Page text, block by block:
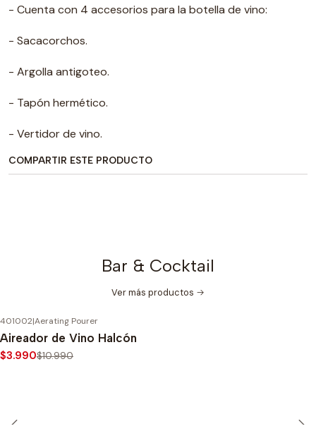
- Cuenta con 4 accesorios para la botella de vino:
- Sacacorchos.
- Argolla antigoteo.
- Tapón hermético.
- Vertidor de vino.
COMPARTIR ESTE PRODUCTO
Bar & Cocktail
Ver más productos
OFF
401002|Aerating Pourer
Aireador de Vino Halcón
$3.990$10.990